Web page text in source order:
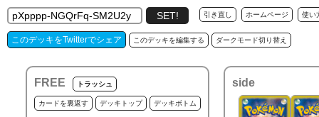
引き直し ホームページ 使い
このデッキをTwitterでシェア このデッキを編集する ダークモード切り替え
FREE トラッシュ
カードを裏返す デッキトップ デッキボトム
side